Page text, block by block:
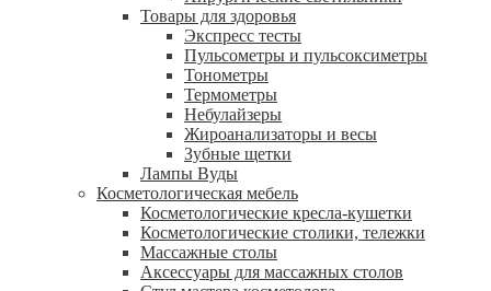
Товары для здоровья
Экспресс тесты
Пульсометры и пульсоксиметры
Тонометры
Термометры
Небулайзеры
Жироанализаторы и весы
Зубные щетки
Лампы Вуды
Косметологическая мебель
Косметологические кресла-кушетки
Косметологические столики, тележки
Массажные столы
Аксессуары для массажных столов